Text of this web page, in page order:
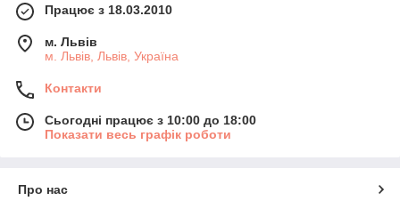
Працює з 18.03.2010
м. Львів
м. Львів, Львів, Україна
Контакти
Сьогодні працює з 10:00 до 18:00
Показати весь графік роботи
Про нас